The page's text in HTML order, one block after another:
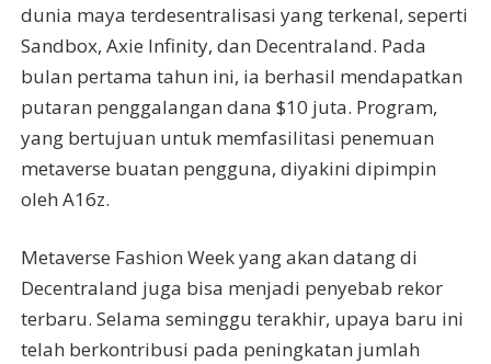
dunia maya terdesentralisasi yang terkenal, seperti
Sandbox, Axie Infinity, dan Decentraland. Pada
bulan pertama tahun ini, ia berhasil mendapatkan
putaran penggalangan dana $10 juta. Program,
yang bertujuan untuk memfasilitasi penemuan
metaverse buatan pengguna, diyakini dipimpin
oleh A16z.
Metaverse Fashion Week yang akan datang di
Decentraland juga bisa menjadi penyebab rekor
terbaru. Selama seminggu terakhir, upaya baru ini
telah berkontribusi pada peningkatan jumlah